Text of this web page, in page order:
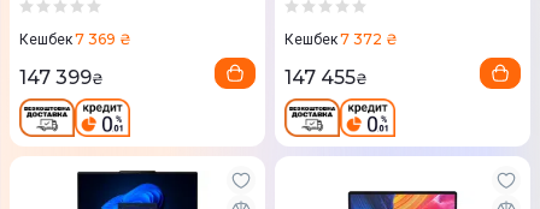
Кешбек7 369 ₴
147 399₴
Кешбек7 372 ₴
147 455₴